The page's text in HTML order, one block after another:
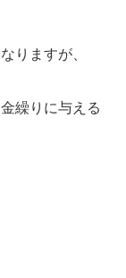
りますが、
繰りに与える